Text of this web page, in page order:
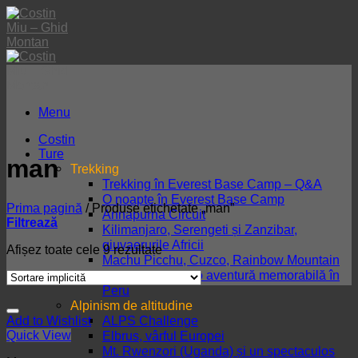
Skip
to
content
Menu
Costin
Ture
Trekking
Trekking în Everest Base Camp – Q&A
O noapte în Everest Base Camp
Annapurna Circuit
Kilimanjaro, Serengeti și Zanzibar,
giuvaerurile Africii
Machu Picchu, Cuzco, Rainbow Mountain
și lacul Titicaca, o aventură memorabilă în
Peru
Alpinism de altitudine
ALPS Challenge
Elbrus, vârful Europei
Mt. Rwenzori (Uganda) și un spectaculos
man
Prima pagină /Produse etichetate „man”
Filtrează
Afișez toate cele 9 rezultate
Add to Wishlist
Quick View